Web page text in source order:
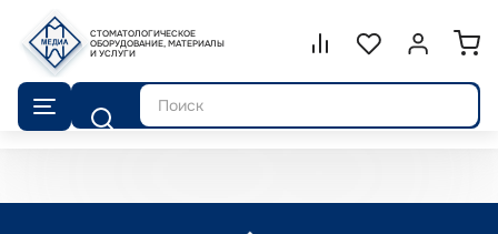
СТОМАТОЛОГИЧЕСКОЕ
ОБОРУДОВАНИЕ, МАТЕРИАЛЫ
И УСЛУГИ
Сравнение.
СписокВойти или
Поиск